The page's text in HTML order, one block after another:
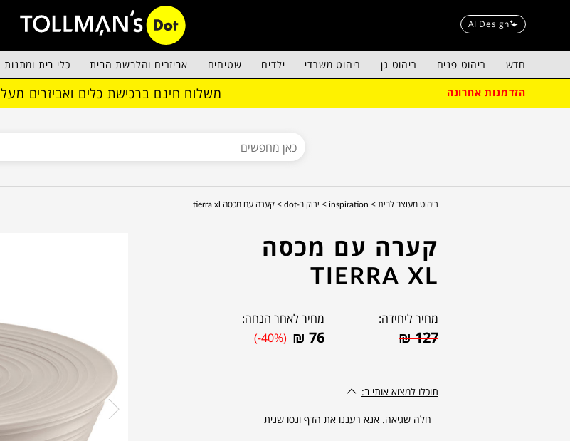
AI Design
חדש ריהוט פנים ריהוט גן ריהוט משרדי ילדים שטיחים אביזרים והלבשת הבית כלי בית ומתנות
הזדמנות אחרונה משלוח חינם ברכישת כלים ואביזרים מעל
ריהוט מעוצב לבית > inspiration > ירוק ב-dot > קערה עם מכסה tierra xl
קערה עם מכסה
TIERRA XL
מחיר ליחידה:
₪127
מחיר לאחר הנחה:
₪ 76
(-40%)
תוכלו למצוא אותי ב:
חלה שגיאה. אנא רעננו את הדף ונסו שנית